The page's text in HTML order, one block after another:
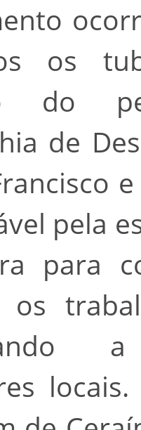
os
do
de
pela
para
os